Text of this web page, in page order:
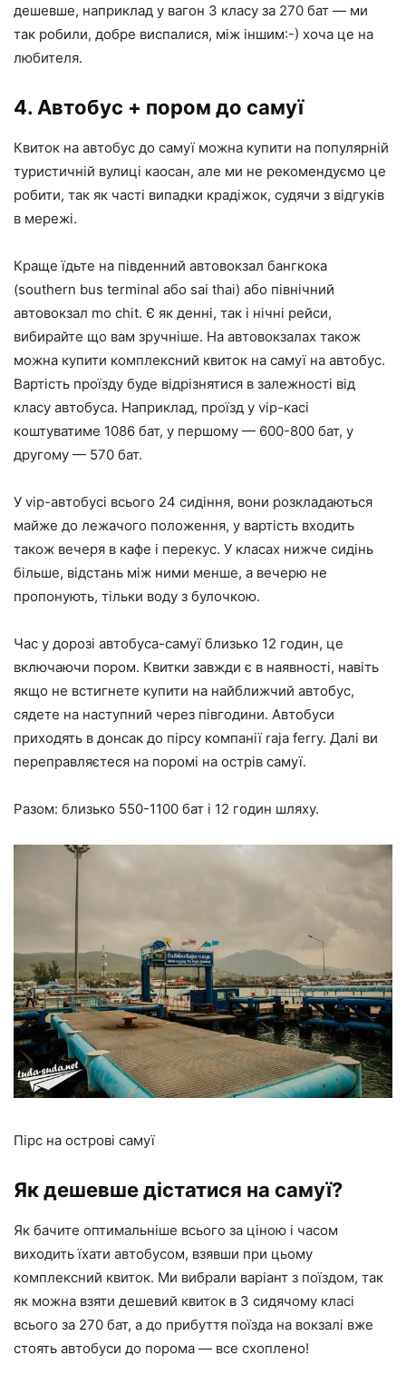
дешевше, наприклад у вагон 3 класу за 270 бат — ми
так робили, добре виспалися, між іншим:-) хоча це на
любителя.
4. Автобус + пором до самуї
Квиток на автобус до самуї можна купити на популярній
туристичній вулиці каосан, але ми не рекомендуємо це
робити, так як часті випадки крадіжок, судячи з відгуків
в мережі.
Краще їдьте на південний автовокзал бангкока
(southern bus terminal або sai thai) або північний
автовокзал mo chit. Є як денні, так і нічні рейси,
вибирайте що вам зручніше. На автовокзалах також
можна купити комплексний квиток на самуї на автобус.
Вартість проїзду буде відрізнятися в залежності від
класу автобуса. Наприклад, проїзд у vip-касі
коштуватиме 1086 бат, у першому — 600-800 бат, у
другому — 570 бат.
У vip-автобусі всього 24 сидіння, вони розкладаються
майже до лежачого положення, у вартість входить
також вечеря в кафе і перекус. У класах нижче сидінь
більше, відстань між ними менше, а вечерю не
пропонують, тільки воду з булочкою.
Час у дорозі автобуса-самуї близько 12 годин, це
включаючи пором. Квитки завжди є в наявності, навіть
якщо не встигнете купити на найближчий автобус,
сядете на наступний через півгодини. Автобуси
приходять в донсак до пірсу компанії raja ferry. Далі ви
переправляєтеся на поромі на острів самуї.
Разом: близько 550-1100 бат і 12 годин шляху.
Пірс на острові самуї
Як дешевше дістатися на самуї?
Як бачите оптимальніше всього за ціною і часом
виходить їхати автобусом, взявши при цьому
комплексний квиток. Ми вибрали варіант з поїздом, так
як можна взяти дешевий квиток в 3 сидячому класі
всього за 270 бат, а до прибуття поїзда на вокзалі вже
стоять автобуси до порома — все схоплено!